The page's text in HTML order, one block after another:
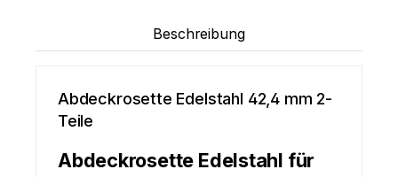
Beschreibung
Abdeckrosette Edelstahl 42,4 mm 2-
Teile
Abdeckrosette Edelstahl für